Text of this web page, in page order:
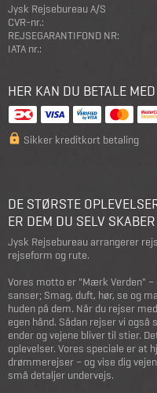
Jysk Rejsebureau A/S
CVR-nr.:
REJSEGARANTIFOND NR:
IATA nr.:
HER KAN DU BETALE MED
Sikker kreditkort betaling
DE STØRSTE
ER DEM DU SELV SKABER
Jysk Rejsebureau arrangerer
rejseform og rute.
Vores motto er "Mærk Verden"
sanser; Smag, duft, hør, se og
huden på dem. Når du rejser
egen hånd. Sådan rejser vi også
ender og vejene bliver til stier.
oplevelser. Vores speciale er at
drømmerejser – og vise dig
små detaljer undervejs.